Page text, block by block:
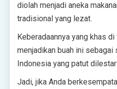
diolah menjadi aneka
tradisional yang lezat.
Keberadaannya yang khas
menjadikan buah ini sebagai
Indonesia yang patut
Jadi, jika Anda